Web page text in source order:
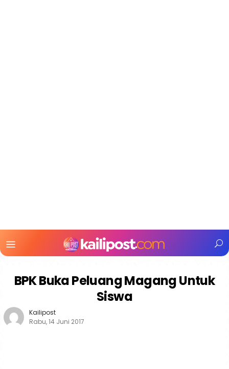
Mobile
BPK Buka Peluang Magang Untuk
Siswa
Kailipost
Rabu, 14 Juni 2017